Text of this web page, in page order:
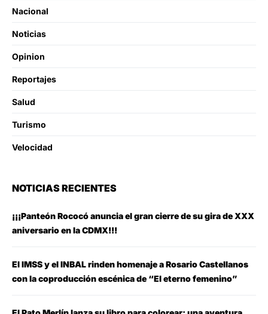
Nacional
Noticias
Opinion
Reportajes
Salud
Turismo
Velocidad
NOTICIAS RECIENTES
¡¡¡Panteón Rococó anuncia el gran cierre de su gira de XXX
aniversario en la CDMX!!!
El IMSS y el INBAL rinden homenaje a Rosario Castellanos
con la coproducción escénica de “El eterno femenino”